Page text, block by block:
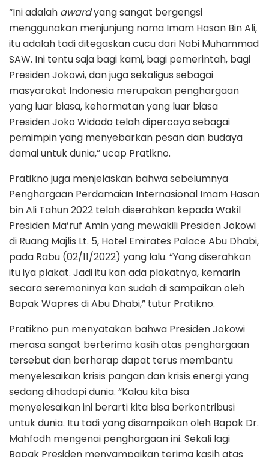
“Ini adalah awardyang sangat bergengsi
menggunakan menjunjung nama Imam Hasan Bin Ali,
itu adalah tadi ditegaskan cucu dari Nabi Muhammad
SAW. Ini tentu saja bagi kami, bagi pemerintah, bagi
Presiden Jokowi, dan juga sekaligus sebagai
masyarakat Indonesia merupakan penghargaan
yang luar biasa, kehormatan yang luar biasa
Presiden Joko Widodo telah dipercaya sebagai
pemimpin yang menyebarkan pesan dan budaya
damai untuk dunia,” ucap Pratikno.
Pratikno juga menjelaskan bahwa sebelumnya
Penghargaan Perdamaian Internasional Imam Hasan
bin Ali Tahun 2022 telah diserahkan kepada Wakil
Presiden Ma’ruf Amin yang mewakili Presiden Jokowi
di Ruang Majlis Lt. 5, Hotel Emirates Palace Abu Dhabi,
pada Rabu (02/11/2022) yang lalu. “Yang diserahkan
itu iya plakat. Jadi itu kan ada plakatnya, kemarin
secara seremoninya kan sudah di sampaikan oleh
Bapak Wapres di Abu Dhabi,” tutur Pratikno.
Pratikno pun menyatakan bahwa Presiden Jokowi
merasa sangat berterima kasih atas penghargaan
tersebut dan berharap dapat terus membantu
menyelesaikan krisis pangan dan krisis energi yang
sedang dihadapi dunia. “Kalau kita bisa
menyelesaikan ini berarti kita bisa berkontribusi
untuk dunia. Itu tadi yang disampaikan oleh Bapak Dr.
Mahfodh mengenai penghargaan ini. Sekali lagi
Bapak Presiden menyampaikan terima kasih atas